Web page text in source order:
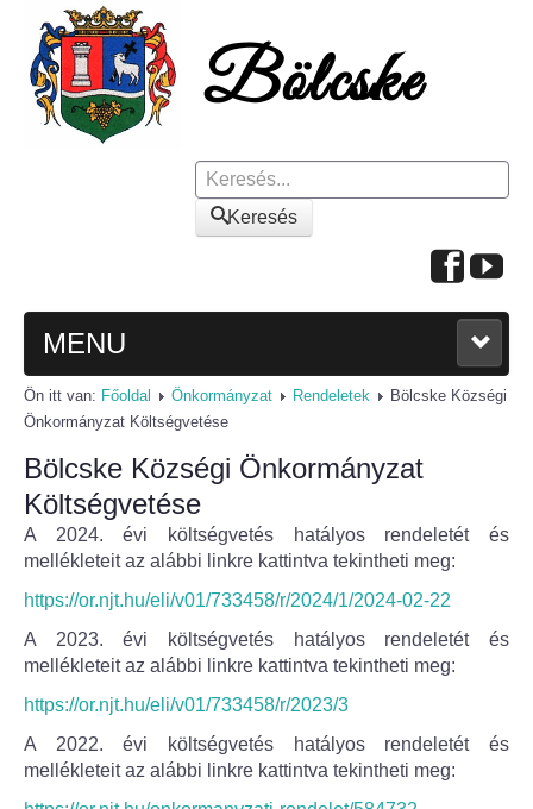
Keresés
Keresés
MENU
FŐOLDAL
A KÖZSÉGRŐL
Polgármesteri köszöntő
Bölcske történelme
Mi újság Bölcskén?
Értéktár bizottság
Ön itt van: Főoldal Önkormányzat Rendeletek
Bölcske Községi
Önkormányzat Költségvetése
Bölcske Községi Önkormányzat
Költségvetése
A 2024. évi költségvetés hatályos rendeletét és
mellékleteit az alábbi linkre kattintva tekintheti meg:
https://or.njt.hu/eli/v01/733458/r/2024/1/2024-02-22
A 2023. évi költségvetés hatályos rendeletét és
mellékleteit az alábbi linkre kattintva tekintheti meg:
https://or.njt.hu/eli/v01/733458/r/2023/3
A 2022. évi költségvetés hatályos rendeletét és
mellékleteit az alábbi linkre kattintva tekintheti meg: